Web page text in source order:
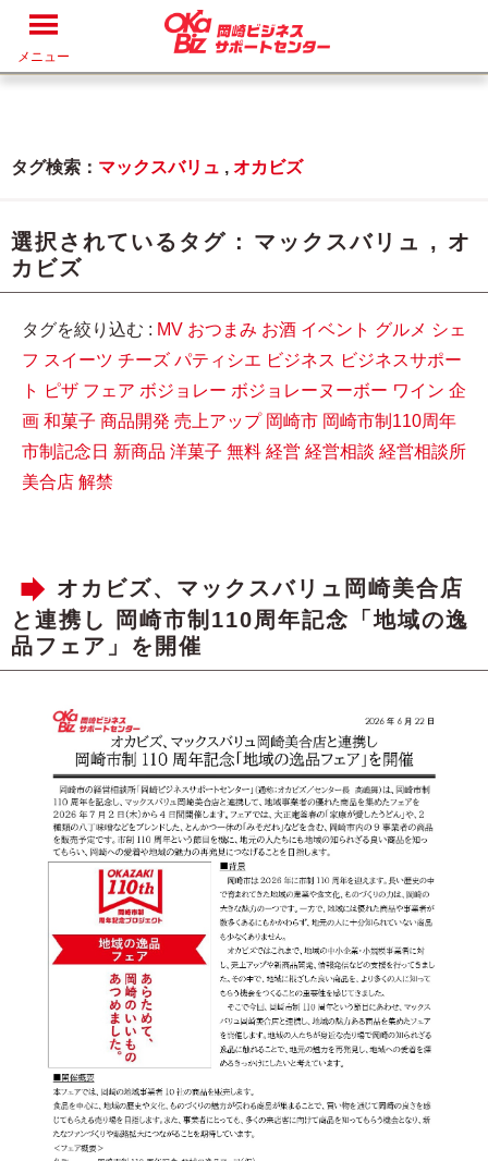
メニュー
タグ検索： マックスバリュ , オカビズ
選択されているタグ : マックスバリュ , オ
カビズ
タグを絞り込む : MV おつまみ お酒 イベント グルメ シェ
フ スイーツ チーズ パティシエ ビジネス ビジネスサポー
ト
ピザ フェア ボジョレー ボジョレーヌーボー ワイン 企
画 和菓子 商品開発 売上アップ 岡崎市 岡崎市制110周年
市制記念日 新商品 洋菓子 無料 経営 経営相談 経営相談所
美合店 解禁
オカビズ、マックスバリュ岡崎美合店
と連携し 岡崎市制110周年記念「地域の逸
品フェア」を開催